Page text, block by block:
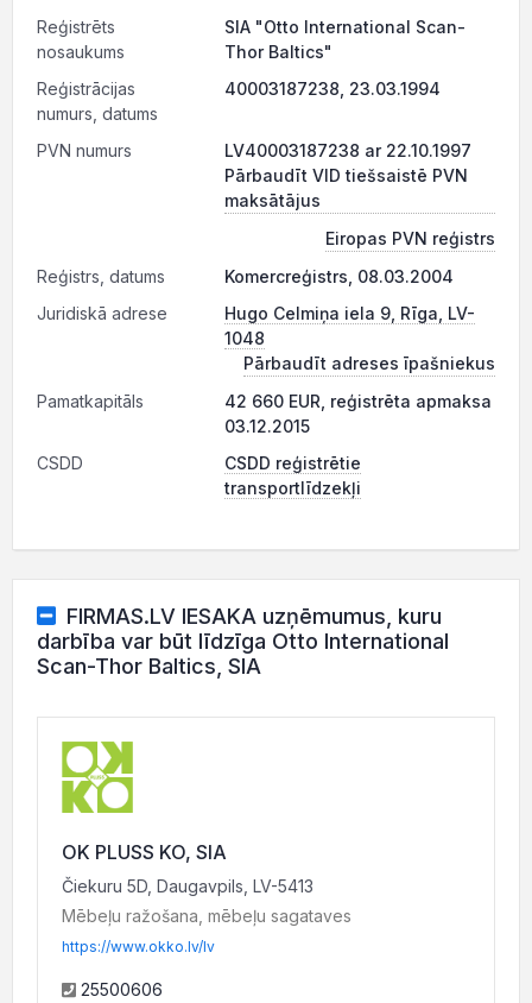
Reģistrēts
nosaukums
SIA "Otto International Scan-
Thor Baltics"
Reģistrācijas
numurs, datums
40003187238, 23.03.1994
PVN numurs
LV40003187238 ar 22.10.1997
Pārbaudīt VID tiešsaistē PVN
maksātājus
Eiropas PVN reģistrs
Reģistrs, datums
Komercreģistrs, 08.03.2004
Juridiskā adrese
Hugo Celmiņa iela 9, Rīga, LV-
1048
Pārbaudīt adreses īpašniekus
Pamatkapitāls
42 660 EUR, reģistrēta apmaksa
03.12.2015
CSDD
CSDD reģistrētie
transportlīdzekļi
FIRMAS.LV IESAKA uzņēmumus, kuru
darbība var būt līdzīga Otto International
Scan-Thor Baltics, SIA
OK PLUSS KO, SIA
Čiekuru 5D, Daugavpils, LV-5413
Mēbeļu ražošana, mēbeļu sagataves
https://www.okko.lv/lv
25500606